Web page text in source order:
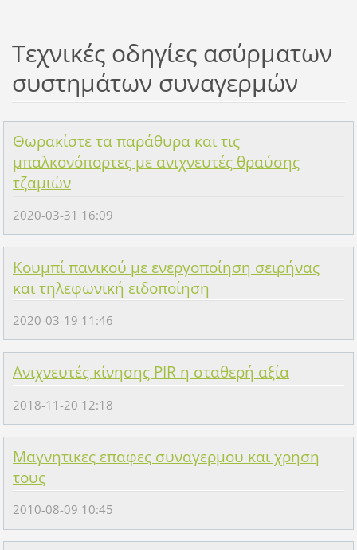
Τεχνικές οδηγίες ασύρματων
συστημάτων συναγερμών
Θωρακίστε τα παράθυρα και τις
μπαλκονόπορτες με ανιχνευτές θραύσης
τζαμιών
2020-03-31 16:09
Κουμπί πανικού με ενεργοποίηση σειρήνας
και τηλεφωνική ειδοποίηση
2020-03-19 11:46
Ανιχνευτές κίνησης PIR η σταθερή αξία
2018-11-20 12:18
Μαγνητικες επαφες συναγερμου και χρηση
τους
2010-08-09 10:45